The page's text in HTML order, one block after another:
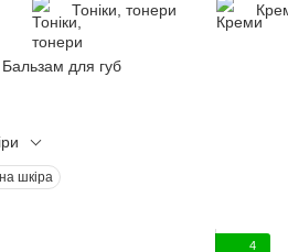
Тоніки, тонери
Бальзам для губ
шкіра
4